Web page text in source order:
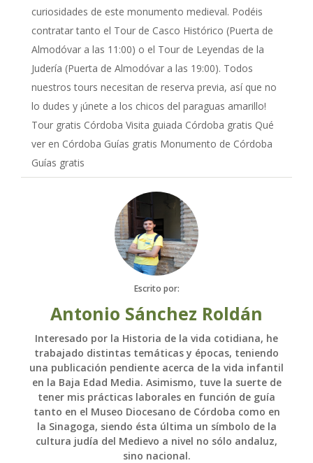
curiosidades de este monumento medieval. Podéis
contratar tanto el Tour de Casco Histórico (Puerta de
Almodóvar a las 11:00) o el Tour de Leyendas de la
Judería (Puerta de Almodóvar a las 19:00). Todos
nuestros tours necesitan de reserva previa, así que no
lo dudes y ¡únete a los chicos del paraguas amarillo!
Tour gratis Córdoba Visita guiada Córdoba gratis Qué
ver en Córdoba Guías gratis Monumento de Córdoba
Guías gratis
Escrito por:
Antonio Sánchez Roldán
Interesado por la Historia de la vida cotidiana, he
trabajado distintas temáticas y épocas, teniendo
una publicación pendiente acerca de la vida infantil
en la Baja Edad Media. Asimismo, tuve la suerte de
tener mis prácticas laborales en función de guía
tanto en el Museo Diocesano de Córdoba como en
la Sinagoga, siendo ésta última un símbolo de la
cultura judía del Medievo a nivel no sólo andaluz,
sino nacional.